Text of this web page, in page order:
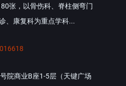
张，以骨伤科、脊柱侧弯门
、康复科为重点学科...
院商业B座1-5层（天键广场